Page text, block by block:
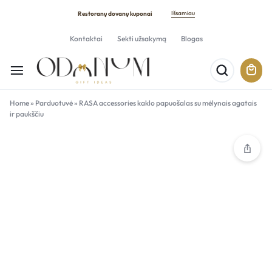
Restoranų dovanų kuponai Išsamiau
Kontaktai Sekti užsakymą Blogas
Home» Parduotuvė» RASA accessories kaklo papuošalas su mėlynais agatais
ir paukščiu